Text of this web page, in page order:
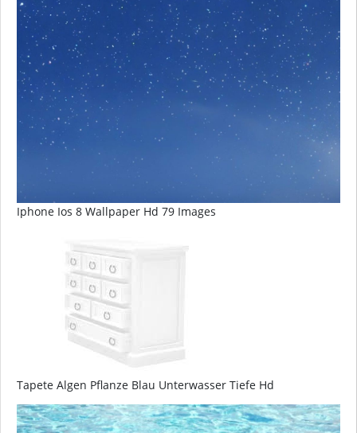
Iphone Ios 8 Wallpaper Hd 79 Images
Tapete Algen Pflanze Blau Unterwasser Tiefe Hd